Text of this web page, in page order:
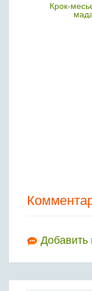
Крок-
Добавить